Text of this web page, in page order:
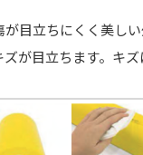
目立ちにくく美し
が目立ちます。キズ